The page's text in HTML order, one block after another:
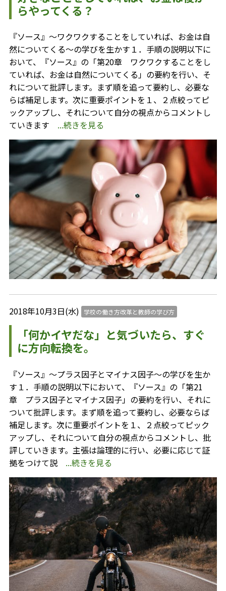
らやってくる？
『ソース』～ワクワクすることをしていれば、お金は自
然についてくる～の学びを生かす１．手順の説明以下に
おいて、『ソース』の「第20章 ワクワクすることをし
ていれば、お金は自然についてくる」の要約を行い、そ
れについて批評します。まず順を追って要約し、必要な
らば補足します。次に重要ポイントを１、２点絞ってピ
ックアップし、それについて自分の視点からコメントし
ていきます ...続きを見る
2018年10月3日(水) 学校の働き方改革と教師の学び方
「何かイヤだな」と気づいたら、すぐ
に方向転換を。
『ソース』～プラス因子とマイナス因子～の学びを生か
す１．手順の説明以下において、『ソース』の「第21
章 プラス因子とマイナス因子」の要約を行い、それに
ついて批評します。まず順を追って要約し、必要ならば
補足します。次に重要ポイントを１、２点絞ってピック
アップし、それについて自分の視点からコメントし、批
評していきます。主張は論理的に行い、必要に応じて証
拠をつけて説 ...続きを見る